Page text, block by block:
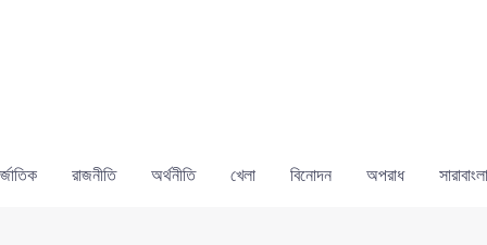
রাজনীতি অর্থনীতি খেলা বিনোদন অপরাধ সারাবাংলা